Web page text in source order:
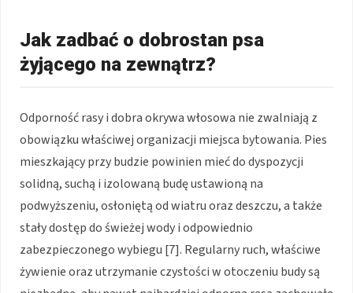
Jak zadbać o dobrostan psa
żyjącego na zewnątrz?
Odporność rasy i dobra okrywa włosowa nie zwalniają z
obowiązku właściwej organizacji miejsca bytowania. Pies
mieszkający przy budzie powinien mieć do dyspozycji
solidną, suchą i izolowaną budę ustawioną na
podwyższeniu, osłoniętą od wiatru oraz deszczu, a także
stały dostęp do świeżej wody i odpowiednio
zabezpieczonego wybiegu [7]. Regularny ruch, właściwe
żywienie oraz utrzymanie czystości w otoczeniu budy są